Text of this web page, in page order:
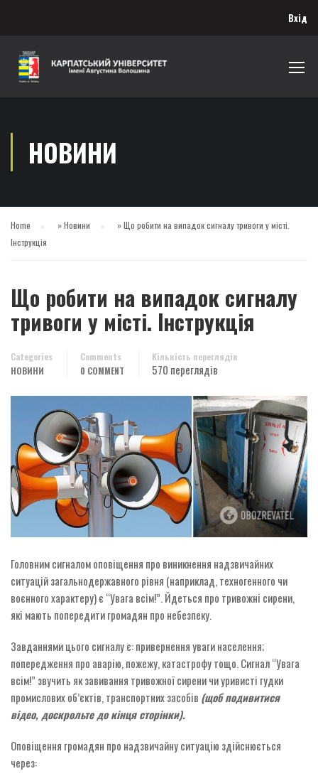
Вхід
НОВИНИ
Home »Новини »Що робити на випадок сигналу тривоги у місті.
Інструкція
Що робити на випадок сигналу
тривоги у місті. Інструкція
Categories
НОВИНИ
Comments
0 COMMENT
Кількість переглядів
570 переглядів
Головним сигналом оповіщення про виникнення надзвичайних
ситуацій загальнодержавного рівня (наприклад, техногенного чи
воєнного характеру) є “Увага всім!”. Йдеться про тривожні сирени,
які мають попередити громадян про небезпеку.
Завданнями цього сигналу є: привернення уваги населення;
попередження про аварію, пожежу, катастрофу тощо. Сигнал “Увага
всім!” звучить як завивання тривожної сирени чи уривисті гудки
промислових об’єктів, транспортних засобів (щоб подивитися
відео, доскрольте до кінця сторінки).
Оповіщення громадян про надзвичайну ситуацію здійснюється
через: